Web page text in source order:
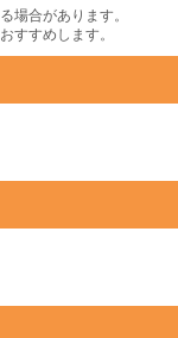
場合があります。
すすめします。